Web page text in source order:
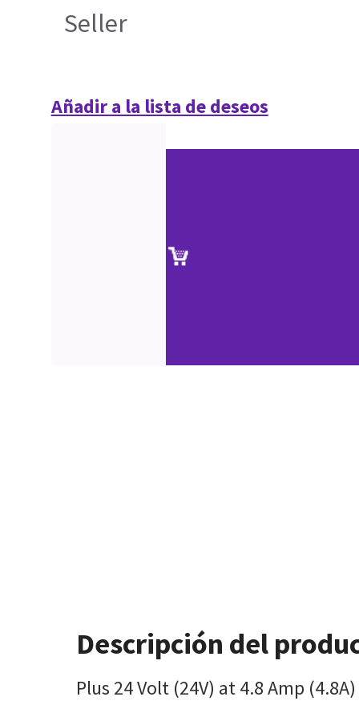
Seller
Añadir a la lista de deseos
Descripción del
Plus 24 Volt (24V) at 4.8 Amp